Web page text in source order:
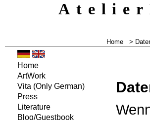
Home >
Home
ArtWork
Vita (Only German)
Press
Literature
Blog/Guestbook